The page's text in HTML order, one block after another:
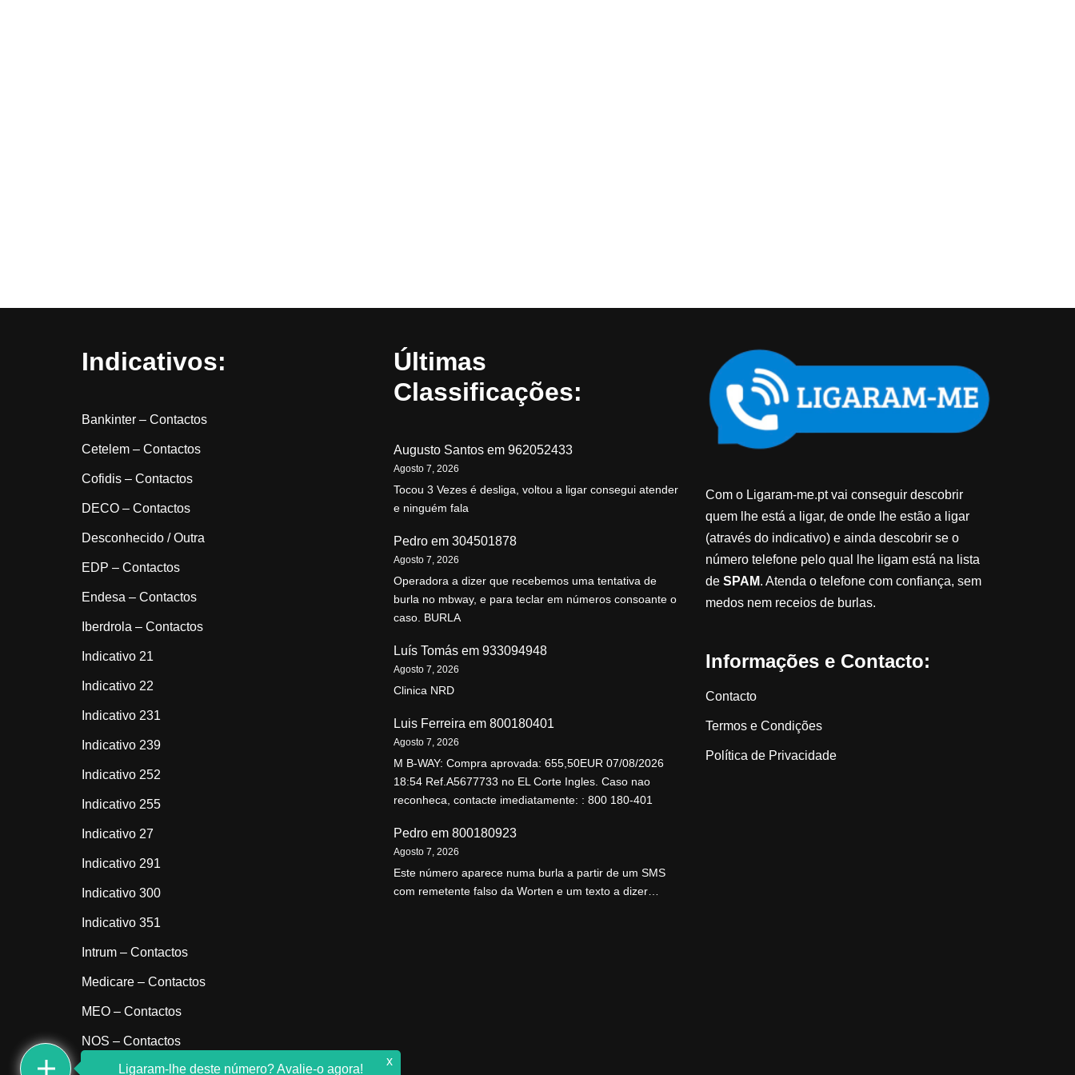
Indicativos:
Bankinter – Contactos
Cetelem – Contactos
Cofidis – Contactos
DECO – Contactos
Desconhecido / Outra
EDP – Contactos
Endesa – Contactos
Iberdrola – Contactos
Indicativo 21
Indicativo 22
Indicativo 231
Indicativo 239
Indicativo 252
Indicativo 255
Indicativo 27
Indicativo 291
Indicativo 300
Indicativo 351
Intrum – Contactos
Medicare – Contactos
MEO – Contactos
NOS – Contactos
Sem indicativo
Últimas
Classificações:
Augusto Santos em 962052433
Agosto 7, 2026
Tocou 3 Vezes é desliga, voltou a ligar consegui atender
e ninguém fala
Pedro em 304501878
Agosto 7, 2026
Operadora a dizer que recebemos uma tentativa de
burla no mbway, e para teclar em números consoante o
caso. BURLA
Luís Tomás em 933094948
Agosto 7, 2026
Clinica NRD
Luis Ferreira em 800180401
Agosto 7, 2026
M B-WAY: Compra aprovada: 655,50EUR 07/08/2026
18:54 Ref.A5677733 no EL Corte Ingles. Caso nao
reconheca, contacte imediatamente: : 800 180-401
Pedro em 800180923
Agosto 7, 2026
Este número aparece numa burla a partir de um SMS
com remetente falso da Worten e um texto a dizer…
Com o Ligaram-me.pt vai conseguir descobrir
quem lhe está a ligar, de onde lhe estão a ligar
(através do indicativo) e ainda descobrir se o
número telefone pelo qual lhe ligam está na lista
de SPAM. Atenda o telefone com confiança, sem
medos nem receios de burlas.
Informações e Contacto:
Contacto
Termos e Condições
Política de Privacidade
Ligaram-lhe deste número? Avalie-o agora!
x